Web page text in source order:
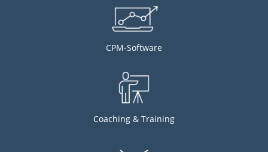
CPM-Software
Coaching & Training